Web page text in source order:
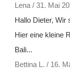
Lena / 31. Mai
Hallo Dieter, Wir
Hier eine kleine
Bali...
Bettina L. / 16.